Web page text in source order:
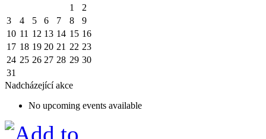
1
2
3
4 5 6 7 8
9
10 11 12 13 14 15 16
17 18 19 20 21 22 23
24 25 26 27 28 29 30
31
Nadcházející akce
No upcoming events available